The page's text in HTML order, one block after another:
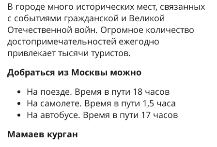
В городе много исторических мест, связанных
с событиями гражданской и Великой
Отечественной войн. Огромное количество
достопримечательностей ежегодно
привлекает тысячи туристов.
Добраться из Москвы можно
На поезде. Время в пути 18 часов
На самолете. Время в пути 1,5 часа
На автобусе. Время в пути 17 часов
Мамаев курган